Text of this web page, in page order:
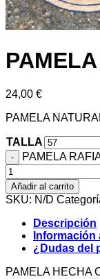
24,00 €
PAMELA
TALLA
PAMELA
Añadir al carrito
SKU: N/D
Descripción
Información
¿Dudas del
PAMELA HECHA